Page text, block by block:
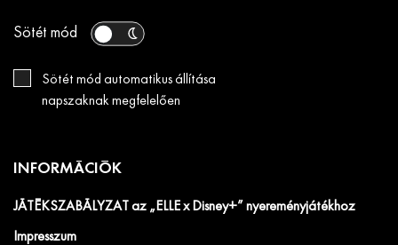
Sötét mód
Sötét mód automatikus állítása
napszaknak megfelelően
INFORMÁCIÓK
JÁTÉKSZABÁLYZAT az „ELLE x Disney+” nyereményjátékhoz
Impresszum